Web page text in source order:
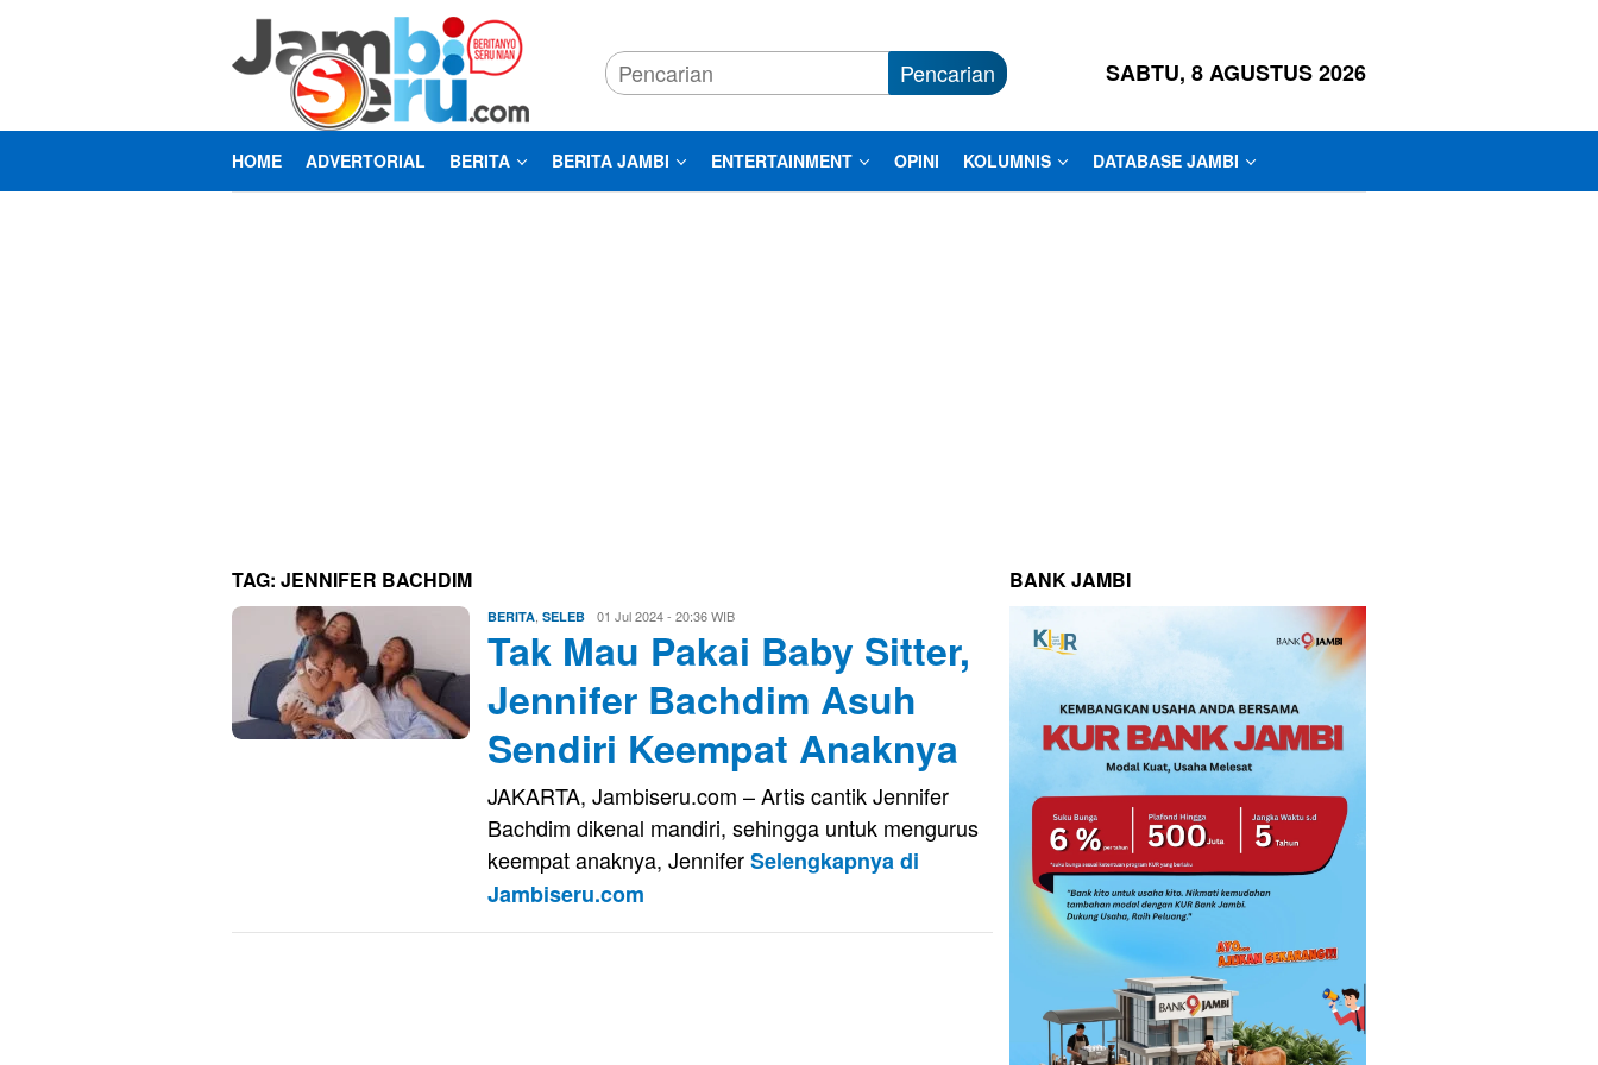
Pencarian SABTU, 8 AGUSTUS 2026
HOME ADVERTORIAL BERITA BERITA JAMBI ENTERTAINMENT OPINI KOLUMNIS DATABASE JAMBI
TAG: JENNIFER BACHDIM
BERITA SELEB Aris
01 Jul 2024 - 20:36 WIB
Tak Mau Pakai Baby Sitter,
Jennifer Bachdim Asuh
Sendiri Keempat Anaknya
JAKARTA, Jambiseru.com – Artis cantik Jennifer
Bachdim dikenal mandiri, sehingga untuk mengurus
keempat anaknya, JenniferSelengkapnya di
Jambiseru.com
BANK JAMBI